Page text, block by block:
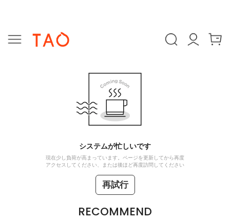
システムが忙しいです
現在少し負荷が高まっています。ページを更新してから再度
アクセスしてください、または後ほど再度訪問してください
再試行
RECOMMEND